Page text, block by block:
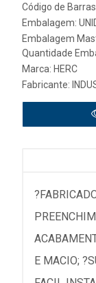
Código de
Embalagem:
Embalagem
Quantidade
Marca: HERC
Fabricante:
E MACIO;